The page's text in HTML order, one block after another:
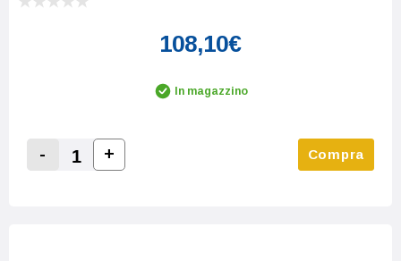
108,10€
In magazzino
Decrease Quantity:
-
Increase Quantity:
+ Compra